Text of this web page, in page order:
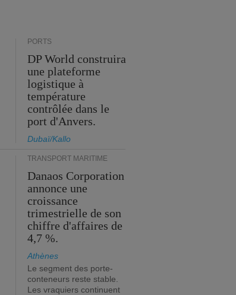
PORTS
DP World construira
une plateforme
logistique à
température
contrôlée dans le
port d'Anvers.
Dubaï/Kallo
TRANSPORT MARITIME
Danaos Corporation
annonce une
croissance
trimestrielle de son
chiffre d'affaires de
4,7 %.
Athènes
Le segment des porte-
conteneurs reste stable.
Les vraquiers continuent